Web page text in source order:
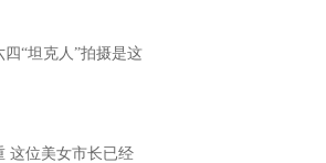
四“坦克人”拍摄是这
这位美女市长已经